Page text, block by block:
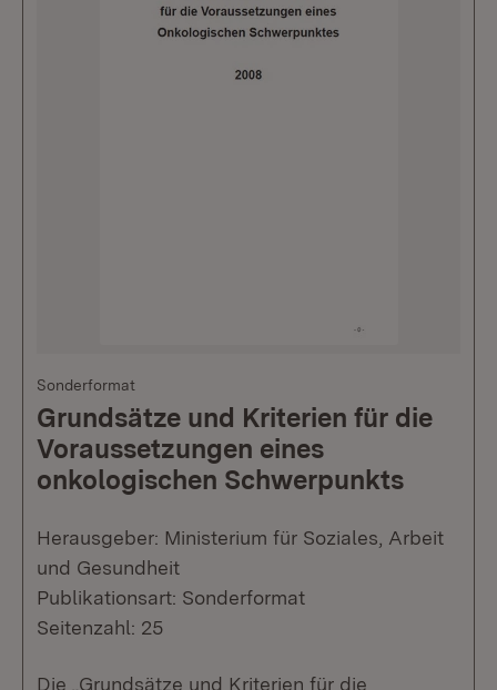
Sonderformat
Grundsätze und Kriterien für die
Voraussetzungen eines
onkologischen Schwerpunkts
Herausgeber: Ministerium für Soziales, Arbeit
und Gesundheit
Publikationsart: Sonderformat
Seitenzahl: 25
Die „Grundsätze und Kriterien für die